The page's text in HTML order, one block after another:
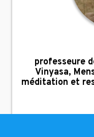
,
professeure
Vinyasa,
méditation et